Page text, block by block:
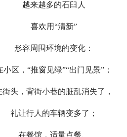
越来越多的石臼人
喜欢用“清新”
形容周围环境的变化：
，“推窗见绿”“出门见景”；
，背街小巷的脏乱消失了，
让行人的车辆变多了；
在餐馆，适量点餐、